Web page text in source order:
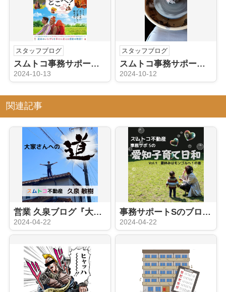
スタッフブログ
スムトコ事務サポートOのブログ『映画 ⑫』
2024-10-13
スタッフブログ
スムトコ事務サポートOのブログ『陶芸教室 ⑫』
2024-10-12
関連記事
営業 久泉ブログ『大家さんへの道 ①』
2024-04-22
事務サポートSのブログ『え？日本にいながらにしてモンゴル旅？』
2024-04-22